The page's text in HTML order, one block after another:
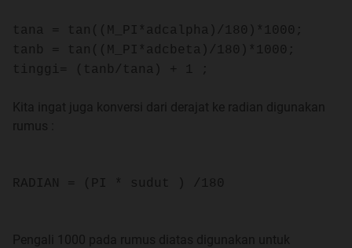
Spoiler
Programmer MicroController AVR
tana = tan((M_PI*adcalpha)/180)*1000;
tanb = tan((M_PI*adcbeta)/180)*1000;
tinggi= (tanb/tana) + 1 ;
Kita ingat juga konversi dari derajat ke radian digunakan
rumus :
RADIAN = (PI * sudut ) /180
Pengali 1000 pada rumus diatas digunakan untuk